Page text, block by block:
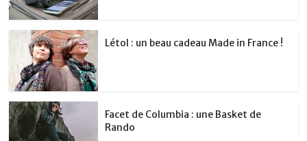
Létol : un beau cadeau Made in France !
Facet de Columbia : une Basket de
Rando